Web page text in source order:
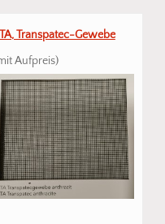
Transpatec-Gewebe
Aufpreis)